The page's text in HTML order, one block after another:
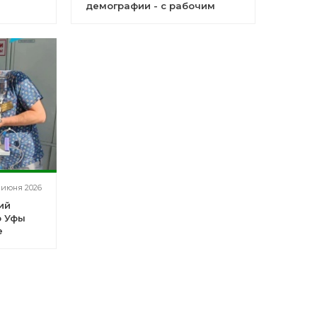
демографии - с рабочим
2026
Уфы